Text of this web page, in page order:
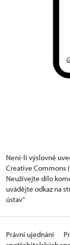
Není-li výslovně
Creative Commons
Neužívejte dílo
uvádějte odkaz na
ústav“
Právní ujednání